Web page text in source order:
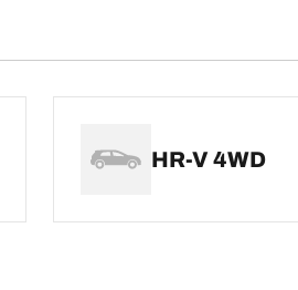
HR-V 4WD